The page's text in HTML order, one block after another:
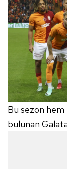
Bu sezon hem
bulunan